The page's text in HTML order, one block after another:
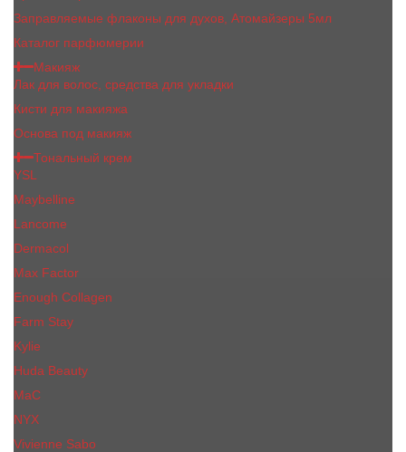
Заправляемые флаконы для духов, Атомайзеры 5мл
Каталог парфюмерии
Макияж
Лак для волос, средства для укладки
Кисти для макияжа
Основа под макияж
Тональный крем
YSL
Maybelline
Lancome
Dermacol
Max Factor
Enough Collagen
Farm Stay
Kylie
Huda Beauty
МаС
NYX
Vivienne Sabo